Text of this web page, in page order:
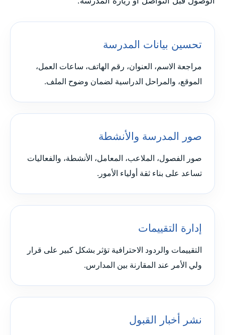
تحسين بيانات المدرسة
مراجعة الاسم، العنوان، رقم الهاتف، ساعات العمل،
الموقع، والمراحل الدراسية لضمان وضوح الملف.
صور المدرسة والأنشطة
صور الفصول، الملاعب، المعامل، الأنشطة، والفعاليات
تساعد على بناء ثقة أولياء الأمور.
إدارة التقييمات
التقييمات والردود الاحترافية تؤثر بشكل كبير على قرار
ولي الأمر عند المقارنة بين المدارس.
نشر أخبار القبول